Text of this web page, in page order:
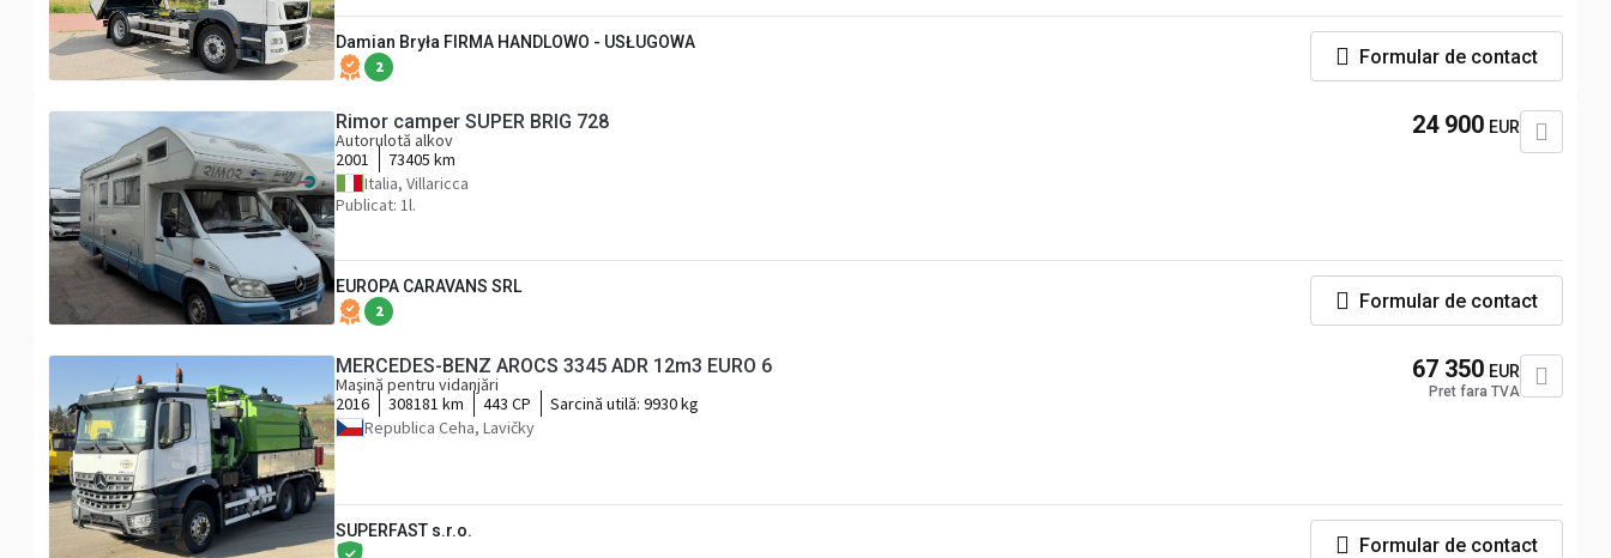
Damian Bryła FIRMA HANDLOWO - USŁUGOWA
2 Formular de contact
Rimor camper SUPER BRIG 728
Autorulotă alkov
2001
73405 km
Italia, Villaricca
Publicat: 1l.
24 900 EUR
EUROPA CARAVANS SRL
2 Formular de contact
MERCEDES-BENZ AROCS 3345 ADR 12m3 EURO 6
Maşină pentru vidanjări
2016
308181 km 443 CP Sarcină utilă: 9930 kg
Republica Ceha, Lavičky
67 350 EUR
Pret fara TVA
SUPERFAST s.r.o.
Formular de contact